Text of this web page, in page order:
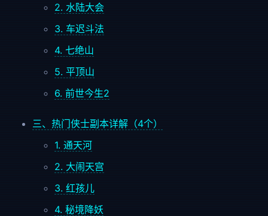
2. 水陆大会
3. 车迟斗法
4. 七绝山
5. 平顶山
6. 前世今生2
三、热门侠士副本详解（4个）
1. 通天河
2. 大闹天宫
3. 红孩儿
4. 秘境降妖